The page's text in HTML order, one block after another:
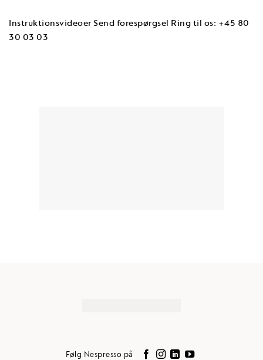
Instruktionsvideoer Send forespørgsel Ring til os: +45 80
30 03 03
Følg Nespresso på